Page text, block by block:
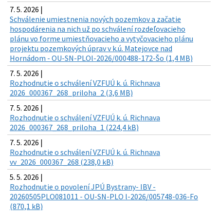
7. 5. 2026 |
Schválenie umiestnenia nových pozemkov a začatie
hospodárenia na nich už po schválení rozdeľovacieho
plánu vo forme umiestňovacieho a vytyčovacieho plánu
projektu pozemkových úprav v k.ú. Matejovce nad
Hornádom - OU-SN-PLOl-2026/000488-172-Šo (1,4 MB)
7. 5. 2026 |
Rozhodnutie o schválení VZFUÚ k. ú. Richnava
2026_000367_268_priloha_2 (3,6 MB)
7. 5. 2026 |
Rozhodnutie o schválení VZFUÚ k. ú. Richnava
2026_000367_268_priloha_1 (224,4 kB)
7. 5. 2026 |
Rozhodnutie o schválení VZFUÚ k. ú. Richnava
vv_2026_000367_268 (238,0 kB)
5. 5. 2026 |
Rozhodnutie o povolení JPÚ Bystrany- IBV -
20260505PLO081011 - OU-SN-PLO l-2026/005748-036-Fo
(870,1 kB)